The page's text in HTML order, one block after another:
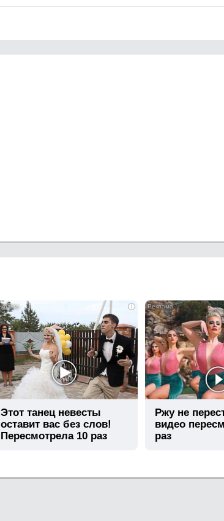
i
Этот танец невесты
оставит вас без слов!
Пересмотрела 10 раз
Ржу не
видео
раз